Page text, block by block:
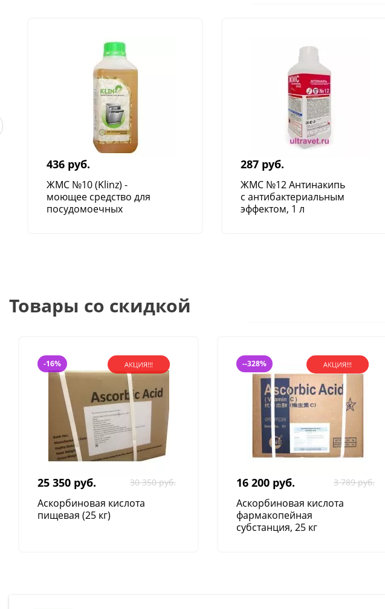
436 руб.
ЖМС №10 (Klinz) -
моющее средство для
посудомоечных
287 руб.
ЖМС №12 Антинакипь
с антибактериальным
эффектом, 1 л
Товары со скидкой
-16%
25 350 руб. 30 350 руб.
Аскорбиновая кислота
пищевая (25 кг)
--328%
16 200 руб. 3 789 руб.
Аскорбиновая кислота
фармакопейная
субстанция, 25 кг